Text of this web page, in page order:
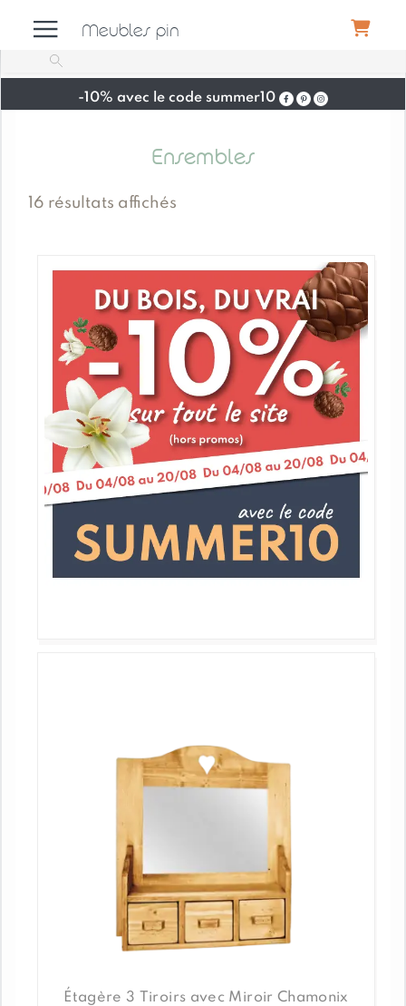
Meubles pin
Meubles
Luminaires
Literie
Promos
Mon compte
-10% avec le code summer10
Ensembles
16 résultats affichés
Étagère 3 Tiroirs avec Miroir Chamonix